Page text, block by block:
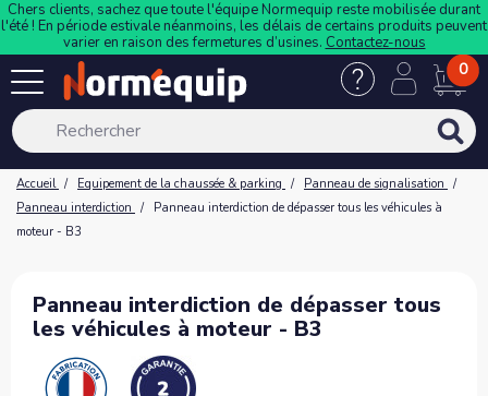
Chers clients, sachez que toute l'équipe Normequip reste mobilisée durant
l'été ! En période estivale néanmoins, les délais de certains produits peuvent
varier en raison des fermetures d’usines. Contactez-nous
0
Accueil Equipement de la chaussée & parking
Panneau de signalisation
Panneau interdiction
Panneau interdiction de dépasser tous les véhicules à
moteur - B3
Panneau interdiction de dépasser tous
les véhicules à moteur - B3